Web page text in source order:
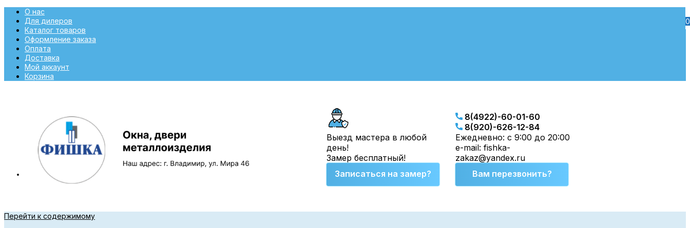
О нас
Для дилеров
Каталог товаров
Оформление заказа
Оплата
Доставка
Мой аккаунт
Корзина
Выезд мастера в любой
день!
Замер бесплатный!
Записаться на замер?
8(4922)-60-01-60
8(920)-626-12-84
Ежедневно: с 9:00 до 20:00
e-mail: fishka-
zakaz@yandex.ru
Вам перезвонить?
Перейти к содержимому
0